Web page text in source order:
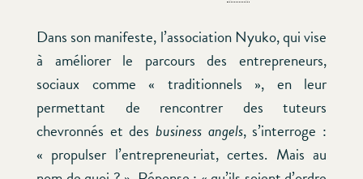
Dans son manifeste, l’association Nyuko, qui vise
à améliorer le parcours des entrepreneurs,
sociaux comme « traditionnels », en leur
permettant de rencontrer des tuteurs
chevronnés et des business angels, s’interroge :
« propulser l’entrepreneuriat, certes. Mais au